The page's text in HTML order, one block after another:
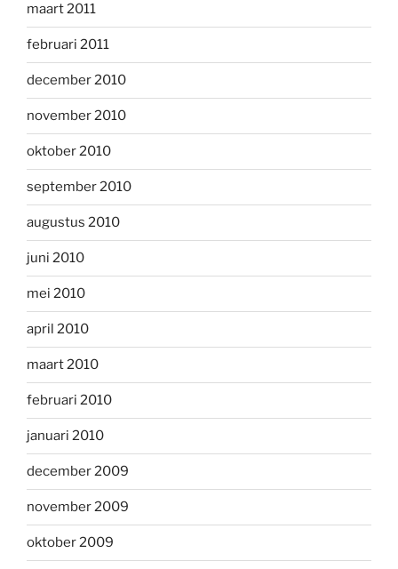
maart 2011
februari 2011
december 2010
november 2010
oktober 2010
september 2010
augustus 2010
juni 2010
mei 2010
april 2010
maart 2010
februari 2010
januari 2010
december 2009
november 2009
oktober 2009